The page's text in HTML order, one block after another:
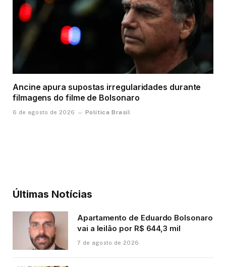
Ancine apura supostas irregularidades durante
filmagens do filme de Bolsonaro
6 de agosto de 2026 Política Brasil
Últimas Notícias
Apartamento de Eduardo Bolsonaro
vai a leilão por R$ 644,3 mil
7 de agosto de 2026